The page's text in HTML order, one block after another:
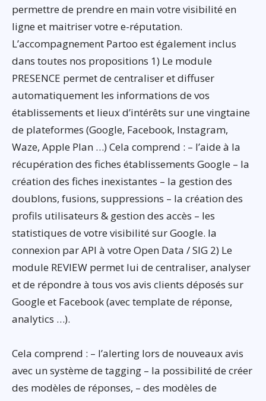
permettre de prendre en main votre visibilité en
ligne et maitriser votre e-réputation.
L’accompagnement Partoo est également inclus
dans toutes nos propositions 1) Le module
PRESENCE permet de centraliser et diffuser
automatiquement les informations de vos
établissements et lieux d’intérêts sur une vingtaine
de plateformes (Google, Facebook, Instagram,
Waze, Apple Plan …) Cela comprend : – l’aide à la
récupération des fiches établissements Google – la
création des fiches inexistantes – la gestion des
doublons, fusions, suppressions – la création des
profils utilisateurs & gestion des accès – les
statistiques de votre visibilité sur Google. la
connexion par API à votre Open Data / SIG 2) Le
module REVIEW permet lui de centraliser, analyser
et de répondre à tous vos avis clients déposés sur
Google et Facebook (avec template de réponse,
analytics …).
Cela comprend : – l’alerting lors de nouveaux avis
avec un système de tagging – la possibilité de créer
des modèles de réponses, – des modèles de